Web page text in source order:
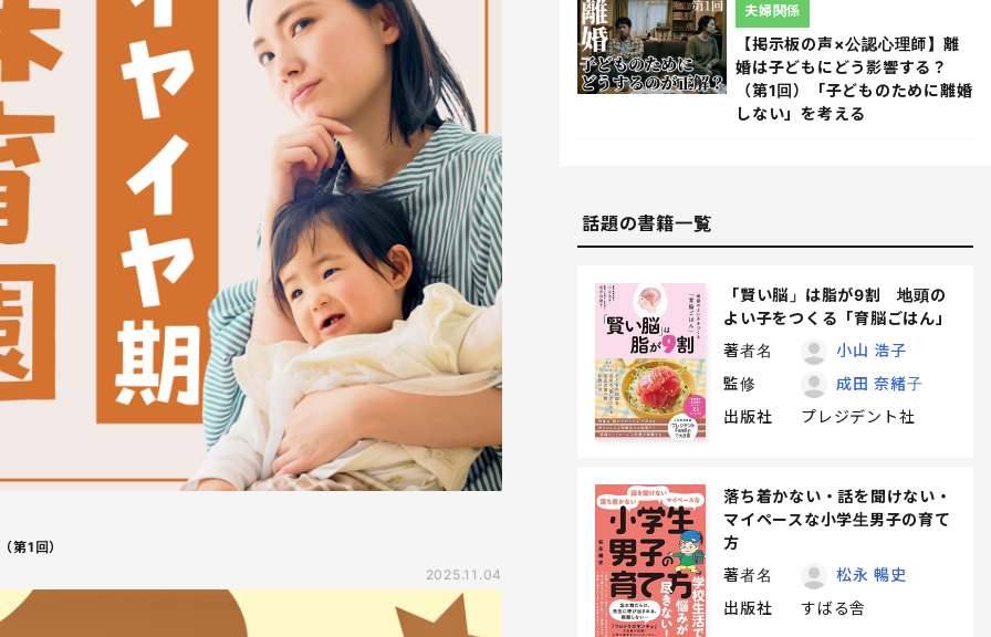
第1回）
2025.11.04
【掲示板の声×公認心理師】離
婚は子どもにどう影響する？
（第1回）「子どものために離婚
しない」を考える
夫婦関係
話題の書籍一覧
「賢い脳」は脂が9割 地頭の
よい子をつくる「育脳ごはん」
著者名
小山 浩子
監修
成田 奈緒子
出版社
プレジデント社
落ち着かない・話を聞けない・
マイペースな小学生男子の育て
方
著者名
松永 暢史
出版社
すばる舎